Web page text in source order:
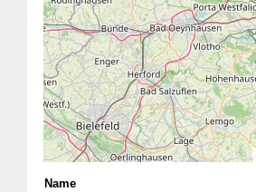
Name